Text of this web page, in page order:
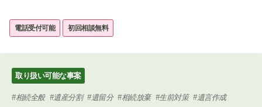
電話受付可能 初回相談無料
取り扱い可能な事案
相続全般 遺産分割 遺留分 相続放棄 生前対策 遺言作成